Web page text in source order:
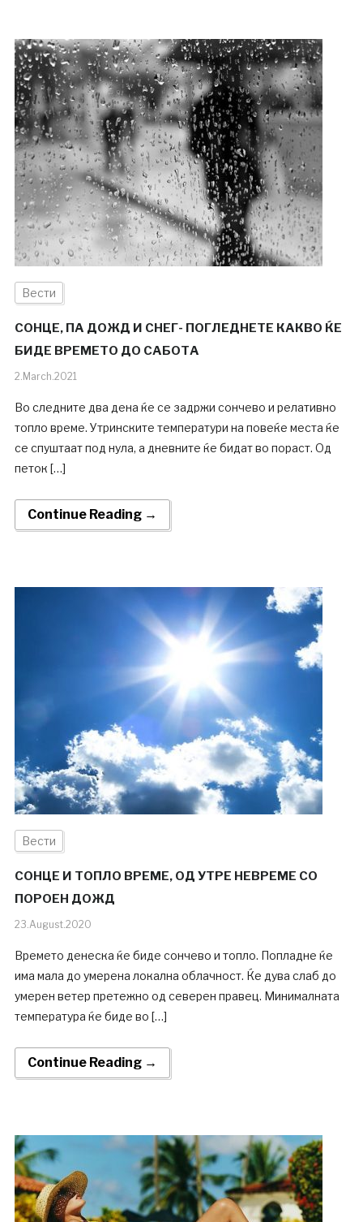
Вести
СОНЦЕ, ПА ДОЖД И СНЕГ- ПОГЛЕДНЕТЕ КАКВО ЌЕ
БИДЕ ВРЕМЕТО ДО САБОТА
2.March.2021
Во следните два дена ќе се задржи сончево и релативно
топло време. Утринските температури на повеќе места ќе
се спуштаат под нула, а дневните ќе бидат во пораст. Од
петок […]
Continue Reading →
Вести
СОНЦЕ И ТОПЛО ВРЕМЕ, ОД УТРЕ НЕВРЕМЕ СО
ПОРОЕН ДОЖД
23.August.2020
Времето денеска ќе биде сончево и топло. Попладне ќе
има мала до умерена локална облачност. Ќе дува слаб до
умерен ветер претежно од северен правец. Минималната
температура ќе биде во […]
Continue Reading →